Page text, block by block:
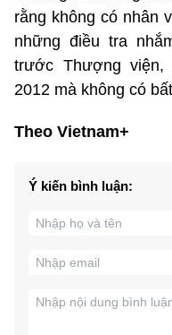
rằng không có nhân
những điều tra
trước Thượng
2012 mà không có
Theo Vietnam+
Ý kiến bình luận: